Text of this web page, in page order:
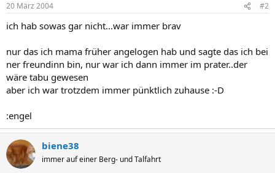
20 März 2004 #2
ich hab sowas gar nicht...war immer brav
nur das ich mama früher angelogen hab und sagte das ich bei
ner freundinn bin, nur war ich dann immer im prater..der
wäre tabu gewesen
aber ich war trotzdem immer pünktlich zuhause :-D
:engel
biene38
immer auf einer Berg- und Talfahrt